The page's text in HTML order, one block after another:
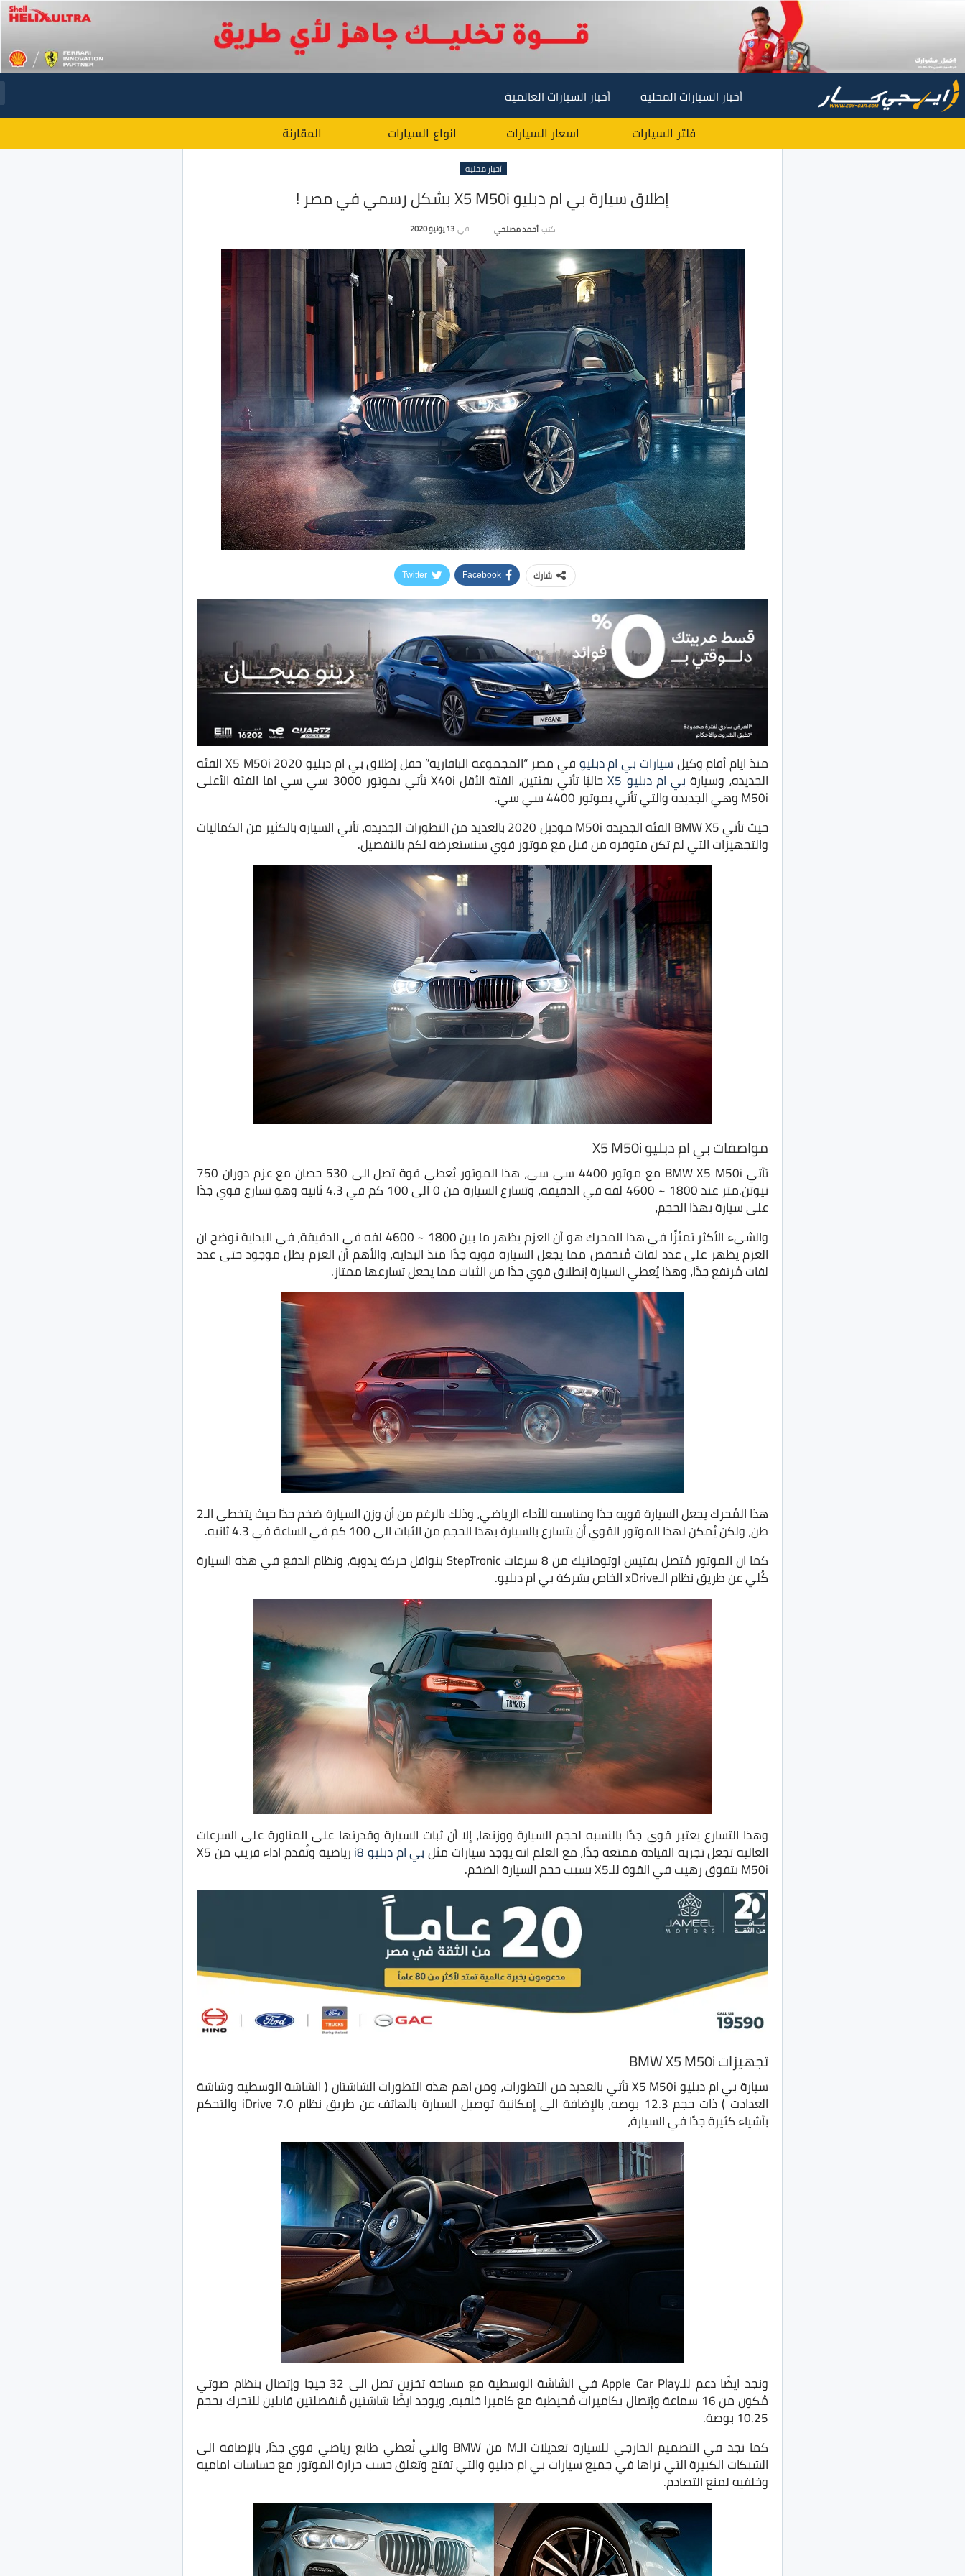
أخبار السيارات المحلية أخبار السيارات العالمية
فلتر السيارات اسعار السيارات انواع السيارات المقارنة
أخبار محلية
إطلاق سيارة بي ام دبليو X5 M50i بشكل رسمي في مصر !
كتب أحمد مصلحي في 13 يونيو 2020
شارك Facebook
Twitter
منذ ايام أقام وكيلسيارات بي ام دبليو في مصر “المجموعة البافارية” حفل إطلاق بي ام دبليو X5 M50i 2020 الفئة
الجديده، وسيارة بي ام دبليو X5 حاليًا تأتي بفئتين، الفئة الأقل X40i تأتي بموتور 3000 سي سي اما الفئة الأعلى
M50i وهي الجديده والتي تأتي بموتور 4400 سي سي.
حيث تأتي BMW X5 الفئة الجديده M50i موديل 2020 بالعديد من التطورات الجديده، تأتي السيارة بالكثير من الكماليات
والتجهيزات التي لم تكن متوفره من قبل مع موتور قوي سنستعرضه لكم بالتفصيل.
مواصفات بي ام دبليو X5 M50i
تأتي BMW X5 M50i مع موتور 4400 سي سي، هذا الموتور يُعطي قوة تصل الى 530 حصان مع عزم دوران 750
نيوتن.متر عند 1800 ~ 4600 لفه في الدقيقة، وتسارع السيارة من 0 الى 100 كم في 4.3 ثانيه وهو تسارع قوي جدًا
على سيارة بهذا الحجم،
والشيء الأكثر تميُزًا في هذا المحرك هو أن العزم يظهر ما بين 1800 ~ 4600 لفه في الدقيقة، في البداية نوضح ان
العزم يظهر على عدد لفات مُنخفض مما يجعل السيارة قوية جدًا منذ البداية، والأهم أن العزم يظل موجود حتى عدد
لفات مُرتفع جدًا، وهذا يُعطي السيارة إنطلاق قوي جدًا من الثبات مما يجعل تسارعها ممتاز.
هذا المُحرك يجعل السيارة قويه جدًا ومناسبه للأداء الرياضي، وذلك بالرغم من أن وزن السيارة ضخم جدًا حيث يتخطى الـ2
طن، ولكن يُمكن لهذا الموتور القوي أن يتسارع بالسيارة بهذا الحجم من الثبات الى 100 كم في الساعة في 4.3 ثانيه.
كما ان الموتور مُتصل بفتيس اوتوماتيك من 8 سرعات StepTronic بنواقل حركة يدوية، ونظام الدفع في هذه السيارة
كُلي عن طريق نظام الـxDrive الخاص بشركة بي ام دبليو.
وهذا التسارع يعتبر قوي جدًا بالنسبه لحجم السيارة ووزنها، إلا أن ثبات السيارة وقدرتها على المناورة على السرعات
العاليه تجعل تجربه القيادة ممتعه جدًا، مع العلم انه يوجد سيارات مثلبي ام دبليو i8 رياضية وتُقدم اداء قريب من X5
M50i بتفوق رهيب في القوة للـX5 بسبب حجم السيارة الضخم.
تجهيزات BMW X5 M50i
سيارة بي ام دبليو X5 M50i تأتي بالعديد من التطورات، ومن اهم هذه التطورات الشاشتان ( الشاشة الوسطيه وشاشة
العدادت ) ذات حجم 12.3 بوصه، بالإضافة الى إمكانية توصيل السيارة بالهاتف عن طريق نظام iDrive 7.0 والتحكم
بأشياء كثيرة جدًا في السيارة،
ونجد ايضًا دعم للـApple Car Play في الشاشة الوسطية مع مساحة تخزين تصل الى 32 جيجا وإتصال بنظام صوتي
مُكون من 16 سماعة وإتصال بكاميرات مُحيطية مع كاميرا خلفيه، ويوجد ايضًا شاشتين مُنفصلتين قابلين للتحرك بحجم
10.25 بوصة.
كما نجد في التصميم الخارجي للسيارة تعديلات الـM من BMW والتي تُعطي طابع رياضي قوي جدًا، بالإضافة الى
الشبكات الكبيرة التي نراها في جميع سيارات بي ام دبليو والتي تفتح وتغلق حسب حرارة الموتور مع حساسات اماميه
وخلفيه لمنع التصادم.